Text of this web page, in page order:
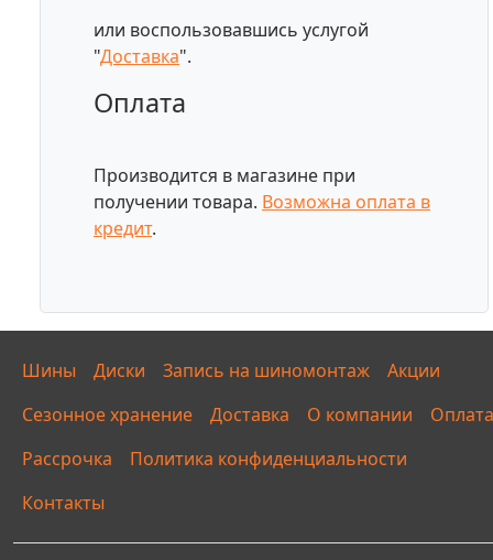
или воспользовавшись услугой
"Доставка".
Оплата
Производится в магазине при
получении товара. Возможна оплата в
кредит.
Шины Диски Запись на шиномонтаж
Акции
Сезонное хранение
Доставка О компании
Оплата
Рассрочка
Политика конфиденциальности
Контакты